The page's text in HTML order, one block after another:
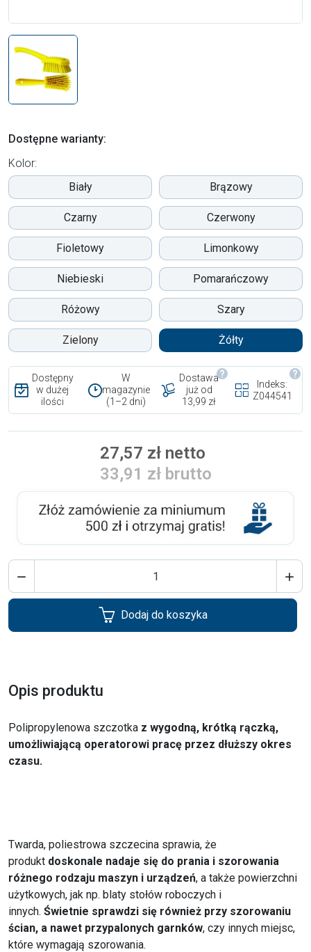
Dostępne warianty:
Kolor:
Biały
Brązowy
Czarny Czerwony
Fioletowy Limonkowy
Niebieski Pomarańczowy
Różowy Szary
Zielony Żółty
Dostępny
w dużej
ilości
W
magazynie
(1–2 dni)
Dostawa
już od
13,99 zł
Indeks:
Z044541
27,57 zł netto
33,91 zł brutto
 
Dodaj do koszyka
Opis produktu
Polipropylenowa szczotka z wygodną, krótką rączką,
umożliwiającą operatorowi pracę przez dłuższy okres
czasu.
Twarda, poliestrowa szczecina sprawia, że
produkt doskonale nadaje się do prania i szorowania
różnego rodzaju maszyn i urządzeń, a także powierzchni
użytkowych, jak np. blaty stołów roboczych i
innych. Świetnie sprawdzi się również przy szorowaniu
ścian, a nawet przypalonych garnków, czy innych miejsc,
które wymagają szorowania.